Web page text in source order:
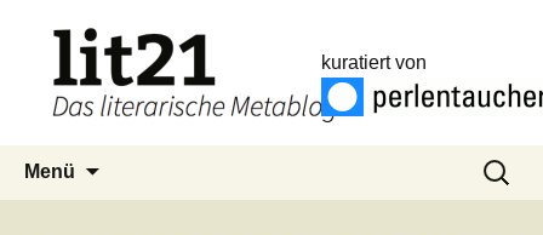
kuratiert von
Menü
Suchen
nach: